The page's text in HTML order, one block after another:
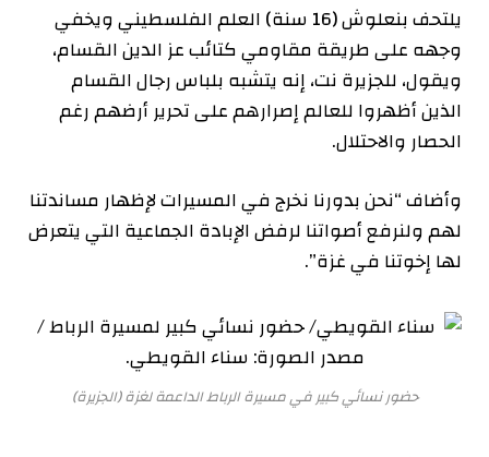
يلتحف بنعلوش (16 سنة) العلم الفلسطيني ويخفي
وجهه على طريقة مقاومي كتائب عز الدين القسام،
ويقول، للجزيرة نت، إنه يتشبه بلباس رجال القسام
الذين أظهروا للعالم إصرارهم على تحرير أرضهم رغم
الحصار والاحتلال.
وأضاف “نحن بدورنا نخرج في المسيرات لإظهار مساندتنا
لهم ولنرفع أصواتنا لرفض الإبادة الجماعية التي يتعرض
لها إخوتنا في غزة”.
حضور نسائي كبير في مسيرة الرباط الداعمة لغزة (الجزيرة)